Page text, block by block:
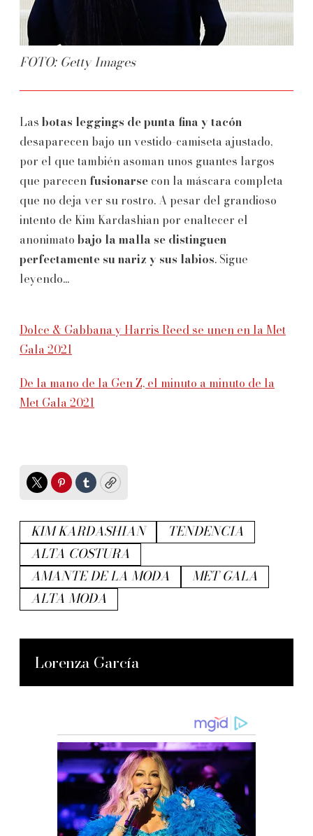
FOTO: Getty Images
Las botas leggings de punta fina y tacón
desaparecen bajo un vestido-camiseta ajustado,
por el que también asoman unos guantes largos
que parecen fusionarse con la máscara completa
que no deja ver su rostro. A pesar del grandioso
intento de Kim Kardashian por enaltecer el
anonimato bajo la malla se distinguen
perfectamente su nariz y sus labios. Sigue
leyendo...
Dolce & Gabbana y Harris Reed se unen en la Met
Gala 2021
De la mano de la Gen Z, el minuto a minuto de la
Met Gala 2021
TwitterPinterest
TumblrCopy
KIM KARDASHIAN
TENDENCIA
ALTA COSTURA
AMANTE DE LA MODA
MET GALA
ALTA MODA
Lorenza García